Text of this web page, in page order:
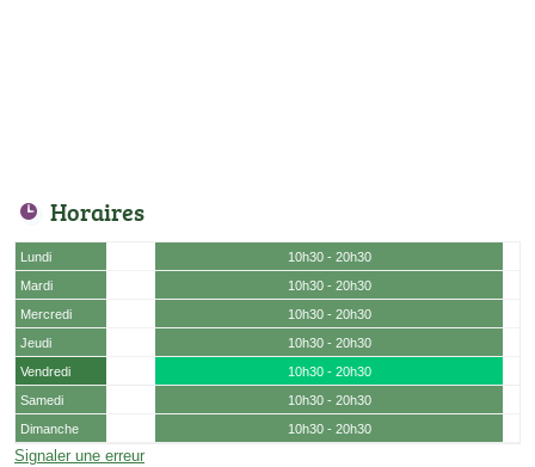
Horaires
Lundi
10h30 - 20h30
Mardi
10h30 - 20h30
Mercredi
10h30 - 20h30
Jeudi
10h30 - 20h30
Vendredi
10h30 - 20h30
Samedi
10h30 - 20h30
Dimanche
10h30 - 20h30
Signaler une erreur